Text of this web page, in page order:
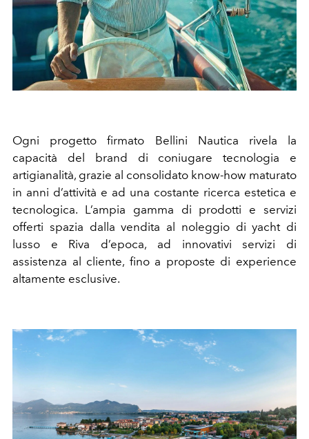
Ogni progetto firmato Bellini Nautica rivela la
capacità del brand di coniugare tecnologia e
artigianalità, grazie al consolidato know-how maturato
in anni d’attività e ad una costante ricerca estetica e
tecnologica. L’ampia gamma di prodotti e servizi
offerti spazia dalla vendita al noleggio di yacht di
lusso e Riva d’epoca, ad innovativi servizi di
assistenza al cliente, fino a proposte di experience
altamente esclusive.